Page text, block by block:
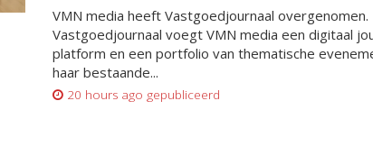
VMN media heeft Vastgoedjournaal
Vastgoedjournaal voegt VMN media een digitaal
platform en een portfolio van thematische
haar bestaande...
20 hours ago gepubliceerd